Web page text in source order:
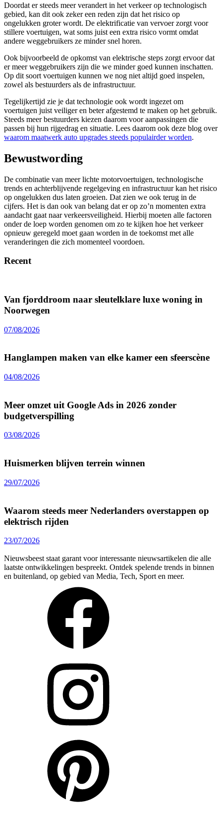
Doordat er steeds meer verandert in het verkeer op technologisch
gebied, kan dit ook zeker een reden zijn dat het risico op
ongelukken groter wordt. De elektrificatie van vervoer zorgt voor
stillere voertuigen, wat soms juist een extra risico vormt omdat
andere weggebruikers ze minder snel horen.
Ook bijvoorbeeld de opkomst van elektrische steps zorgt ervoor dat
er meer weggebruikers zijn die we minder goed kunnen inschatten.
Op dit soort voertuigen kunnen we nog niet altijd goed inspelen,
zowel als bestuurders als de infrastructuur.
Tegelijkertijd zie je dat technologie ook wordt ingezet om
voertuigen juist veiliger en beter afgestemd te maken op het gebruik.
Steeds meer bestuurders kiezen daarom voor aanpassingen die
passen bij hun rijgedrag en situatie. Lees daarom ook deze blog over
waarom maatwerk auto upgrades steeds populairder worden.
Bewustwording
De combinatie van meer lichte motorvoertuigen, technologische
trends en achterblijvende regelgeving en infrastructuur kan het risico
op ongelukken dus laten groeien. Dat zien we ook terug in de
cijfers. Het is dan ook van belang dat er op zo’n momenten extra
aandacht gaat naar verkeersveiligheid. Hierbij moeten alle factoren
onder de loep worden genomen om zo te kijken hoe het verkeer
opnieuw geregeld moet gaan worden in de toekomst met alle
veranderingen die zich momenteel voordoen.
Recent
Van fjorddroom naar sleutelklare luxe woning in
Noorwegen
07/08/2026
Hanglampen maken van elke kamer een sfeerscène
04/08/2026
Meer omzet uit Google Ads in 2026 zonder
budgetverspilling
03/08/2026
Huismerken blijven terrein winnen
29/07/2026
Waarom steeds meer Nederlanders overstappen op
elektrisch rijden
23/07/2026
Nieuwsbeest staat garant voor interessante nieuwsartikelen die alle
laatste ontwikkelingen bespreekt. Ontdek spelende trends in binnen
en buitenland, op gebied van Media, Tech, Sport en meer.